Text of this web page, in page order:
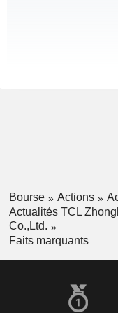
Bourse Actions
Actualités TCL
Co.,Ltd.
Faits marquants